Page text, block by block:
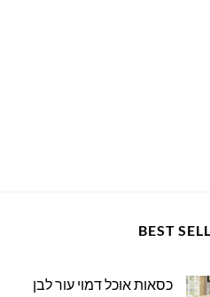
BEST
כסאות אוכל דמוי עור לבן